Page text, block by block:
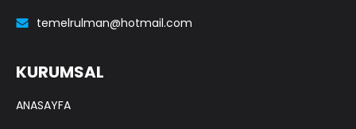
temelrulman@hotmail.com
KURUMSAL
ANASAYFA